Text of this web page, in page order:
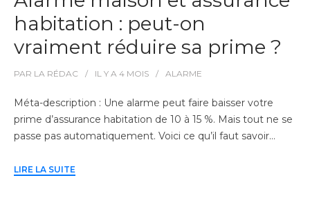
habitation : peut-on
vraiment réduire sa prime ?
PAR LA RÉDAC IL Y A 4 MOIS ALARME
Méta-description : Une alarme peut faire baisser votre
prime d’assurance habitation de 10 à 15 %. Mais tout ne se
passe pas automatiquement. Voici ce qu’il faut savoir…
LIRE LA SUITE